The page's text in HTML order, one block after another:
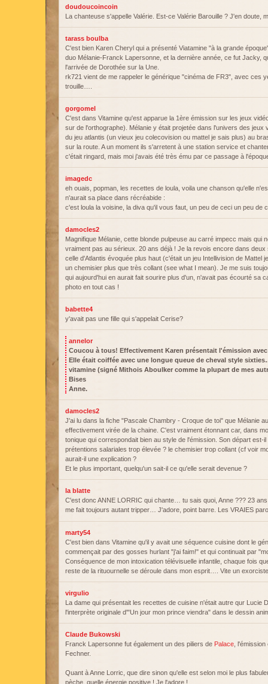
doudoucoincoin
La chanteuse s'appelle Valérie. Est-ce Valérie Barouille ? J'en doute,
tarass boulba
C'est bien Karen Cheryl qui a présenté Viatamine "à la grande
duo Mélanie-Franck Lapersonne, et la dernière année, ce fut Jacky,
l'arrivée de Dorothée sur la Une.
rk721 vient de me rappeler le générique "cinéma de FR3", avec ces
trouille….
gorgomel
C'est dans Vitamine qu'est apparue la 1ère émission sur les jeux
sur de l'orthographe). Mélanie y était projetée dans l'univers des jeux
du jeu atlantis (un vieux jeu colecovision ou mattel je sais plus) au
sur la route. A un moment ils s'arretent à une station service et
c'était ringard, mais moi j'avais été très ému par ce passage à
imagedc
eh ouais, popman, les recettes de loula, voila une chanson qu'elle
n'aurait sa place dans récréabide :
c'est loula la voisine, la diva qu'il vous faut, un peu de ceci un peu de
damocles2
Magnifique Mélanie, cette blonde pulpeuse au carré impecc mais qui
vraiment pas au sérieux. 20 ans déjà ! Je la revois encore dans
celle d'Atlantis évoquée plus haut (c'était un jeu Intellivision de Mattel
un chemisier plus que très collant (see what I mean). Je me suis
qui aujourd'hui en aurait fait sourire plus d'un, n'avait pas écourté sa
photo en tout cas !
babette4
y'avait pas une fille qui s'appelait Cerise?
annelor
Coucou à tous! Effectivement Karen présentait l'émission
Elle était coiffée avec une longue queue de cheval style
vitamine (signé Mithois Aboulker comme la plupart de mes
Bises
Anne.
damocles2
J'ai lu dans la fiche "Pascale Chambry - Croque de toi" que Mélanie
effectivement virée de la chaine. C'est vraiment étonnant car, dans
tonique qui correspondait bien au style de l'émission. Son départ est-
prétentions salariales trop élevée ? le chemisier trop collant (cf voir
aurait-il une explication ?
Et le plus important, quelqu'un sait-il ce qu'elle serait devenue ?
la blatte
C'est donc ANNE LORRIC qui chante… tu sais quoi, Anne ??? 23
me fait toujours autant tripper… J'adore, point barre. Les VRAIES
marty54
C'est bien dans Vitamine qu'il y avait une séquence cuisine dont le
commençait par des gosses hurlant "j'ai faim!" et qui continuait par
Conséquence de mon intoxication télévisuelle infantile, chaque fois
reste de la rituournelle se déroule dans mon esprit…. Vite un
virgulio
La dame qui présentait les recettes de cuisine n'était autre qur Lucie
l'interprète originale d'"Un jour mon prince viendra" dans le dessin
Claude Bukowski
Franck Lapersonne fut également un des piliers de Palace ,
Fechner.
Quant à Anne Lorric, que dire sinon qu'elle est selon moi le plus
pèche, quelle énergie positive ! Je l'adore !